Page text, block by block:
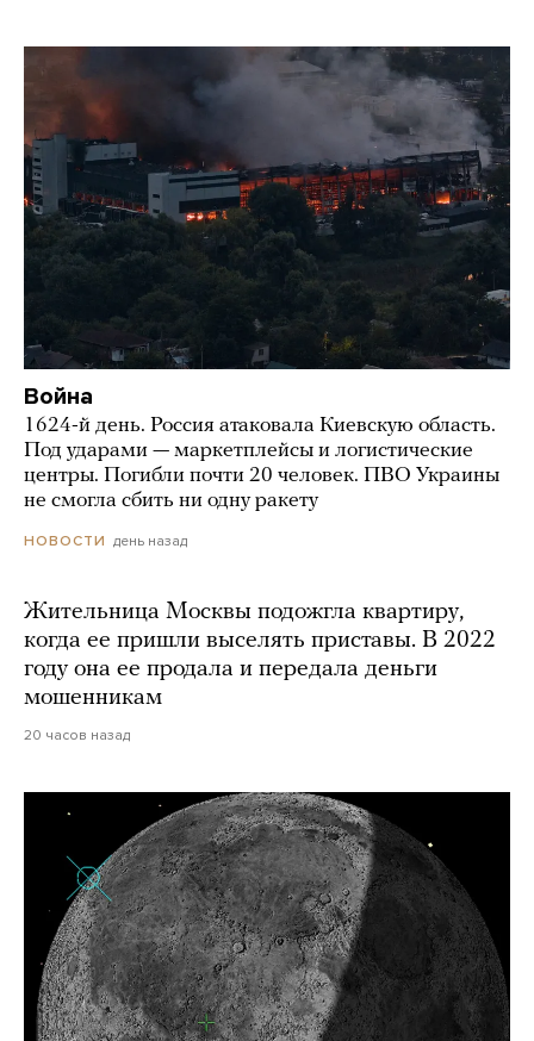
Война
1624-й день. Россия атаковала Киевскую область.
Под ударами — маркетплейсы и логистические
центры. Погибли почти 20 человек. ПВО Украины
не смогла сбить ни одну ракету
НОВОСТИ день назад
Жительница Москвы подожгла квартиру,
когда ее пришли выселять приставы. В 2022
году она ее продала и передала деньги
мошенникам
20 часов назад